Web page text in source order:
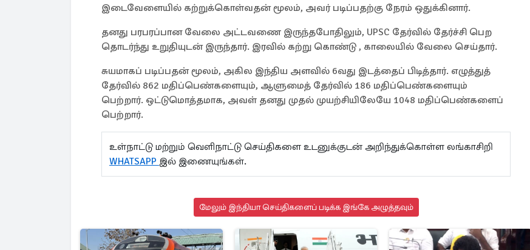
இடைவேளையில் கற்றுக்கொள்வதன் மூலம், அவர் படிப்பதற்கு நேரம் ஒதுக்கினார்.
தனது பரபரப்பான வேலை அட்டவணை இருந்தபோதிலும், UPSC தேர்வில் தேர்ச்சி பெற
தொடர்ந்து உறுதியுடன் இருந்தார். இரவில் கற்று கொண்டு , காலையில் வேலை செய்தார்.
சுயமாகப் படிப்பதன் மூலம், அகில இந்திய அளவில் 6வது இடத்தைப் பிடித்தார். எழுத்துத்
தேர்வில் 862 மதிப்பெண்களையும், ஆளுமைத் தேர்வில் 186 மதிப்பெண்களையும்
பெற்றார். ஒட்டுமொத்தமாக, அவள் தனது முதல் முயற்சியிலேயே 1048 மதிப்பெண்களைப்
பெற்றார்.
உள்நாட்டு மற்றும் வெளிநாட்டு செய்திகளை உடனுக்குடன் அறிந்துக்கொள்ள லங்காசிறி
WHATSAPP இல் இணையுங்கள்.
மேலும் இந்தியா செய்திகளைப் படிக்க இங்கே அழுத்தவும்